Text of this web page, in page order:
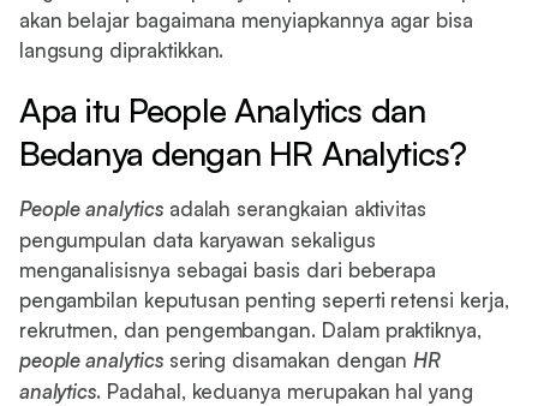
akan belajar bagaimana menyiapkannya agar bisa
langsung dipraktikkan.
Apa itu People Analytics dan
Bedanya dengan HR Analytics?
People analyticsadalah serangkaian aktivitas
pengumpulan data karyawan sekaligus
menganalisisnya sebagai basis dari beberapa
pengambilan keputusan penting seperti retensi kerja,
rekrutmen, dan pengembangan. Dalam praktiknya,
people analyticssering disamakan denganHR
analytics. Padahal, keduanya merupakan hal yang